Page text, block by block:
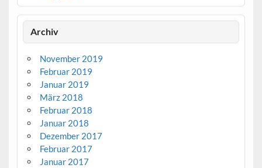
Archiv
November 2019
Februar 2019
Januar 2019
März 2018
Februar 2018
Januar 2018
Dezember 2017
Februar 2017
Januar 2017